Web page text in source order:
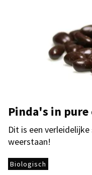
Pinda's in pure
Dit is een
weerstaan!
Biologisch